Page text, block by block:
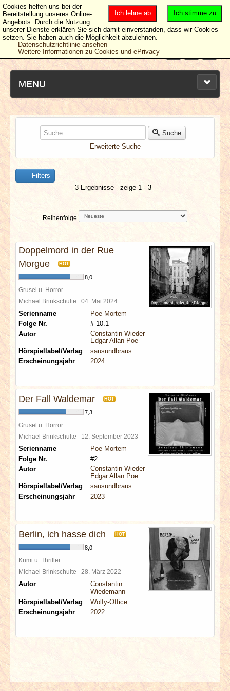
MENU
NEUESTE ARTIKEL
NEWS & DATES
BERICHTE
VERLOSUNGEN
SPECIALS
REDAKTION
LINKS
Suche
Erweiterte Suche
Filters
3 Ergebnisse - zeige 1 - 3
Reihenfolge
Doppelmord in der Rue
Morgue
HOT
8,0
Grusel u. Horror
Michael Brinkschulte 04. Mai 2024
Serienname
Poe Mortem
Folge Nr.
# 10.1
Autor
Constantin Wiedemann
Edgar Allan Poe
Hörspiellabel/Verlag
sausundbraus
Erscheinungsjahr
2024
Der Fall Waldemar HOT
7,3
Grusel u. Horror
Michael Brinkschulte 12. September 2023
Serienname
Poe Mortem
Folge Nr.
#2
Autor
Constantin Wiedemann
Edgar Allan Poe
Hörspiellabel/Verlag
sausundbraus
Erscheinungsjahr
2023
Berlin, ich hasse dich HOT
8,0
Krimi u. Thriller
Michael Brinkschulte 28. März 2022
Autor
Constantin
Wiedemann
Hörspiellabel/Verlag
Wolfy-Office
Erscheinungsjahr
2022
Ich stimme zu
Ich lehne ab
Cookies helfen uns bei der
Bereitstellung unseres Online-
Angebots. Durch die Nutzung
unserer Dienste erklären Sie sich damit einverstanden, dass wir Cookies
setzen. Sie haben auch die Möglichkeit abzulehnen.
Datenschutzrichtlinie ansehen
Weitere Informationen zu Cookies und ePrivacy